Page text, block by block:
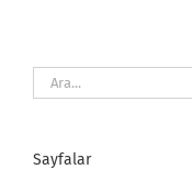
Ara:
Sayfalar